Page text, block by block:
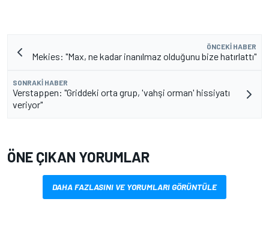
ÖNCEKI HABER
Mekies: "Max, ne kadar inanılmaz olduğunu bize hatırlattı"
SONRAKI HABER
Verstappen: "Griddeki orta grup, 'vahşi orman' hissiyatı
veriyor"
ÖNE ÇIKAN YORUMLAR
DAHA FAZLASINI VE YORUMLARI GÖRÜNTÜLE